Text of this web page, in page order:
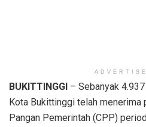
BUKITTINGGI – Sebanyak
Kota Bukittinggi telah menerima
Pangan Pemerintah (CPP)